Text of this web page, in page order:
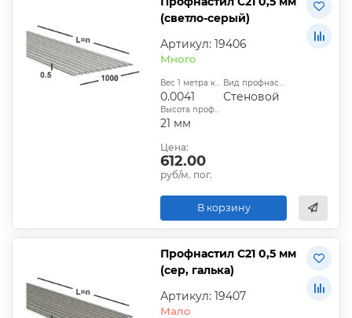
(светло-серый)
Артикул: 19406
Много
Вес 1 метра квадратного, т:
0.0041
Вид профнастила:
Стеновой
Высота профиля:
21 мм
Цена:
612.00
руб/м. пог.
В корзину
Профнастил С21 0,5 мм
(сер, галька)
Артикул: 19407
Мало